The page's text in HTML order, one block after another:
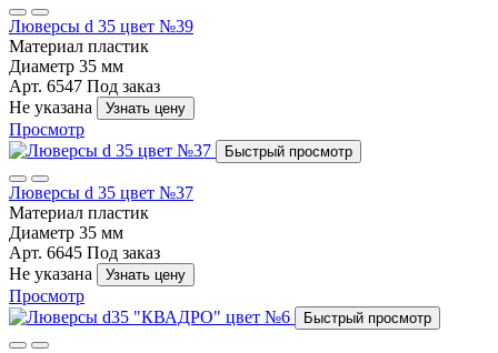
Люверсы d 35 цвет №39
Материал пластик
Диаметр 35 мм
Арт. 6547 Под заказ
Не указана
Узнать цену
Просмотр
Быстрый просмотр
Люверсы d 35 цвет №37
Материал пластик
Диаметр 35 мм
Арт. 6645 Под заказ
Не указана
Узнать цену
Просмотр
Быстрый просмотр